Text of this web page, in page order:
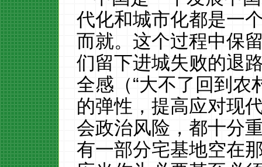
代化和城市化都是一
而就。这个过程中保
们留下进城失败的退
全感（“大不了回到农
的弹性，提高应对现
会政治风险，都十分
有一部分宅基地空在